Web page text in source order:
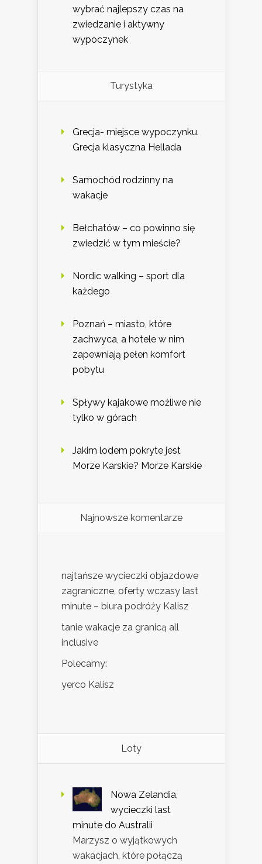
wybrać najlepszy czas na
zwiedzanie i aktywny
wypoczynek
Turystyka
Grecja- miejsce wypoczynku.
Grecja klasyczna Hellada
Samochód rodzinny na
wakacje
Bełchatów – co powinno się
zwiedzić w tym mieście?
Nordic walking – sport dla
każdego
Poznań – miasto, które
zachwyca, a hotele w nim
zapewniają pełen komfort
pobytu
Spływy kajakowe możliwe nie
tylko w górach
Jakim lodem pokryte jest
Morze Karskie? Morze Karskie
Najnowsze komentarze
najtańsze wycieczki objazdowe
zagraniczne, oferty wczasy last
minute – biura podróży Kalisz
tanie wakacje za granicą all
inclusive
Polecamy:
yerco Kalisz
Loty
Nowa Zelandia,
wycieczki last
minute do Australii
Marzysz o wyjątkowych
wakacjach, które połączą